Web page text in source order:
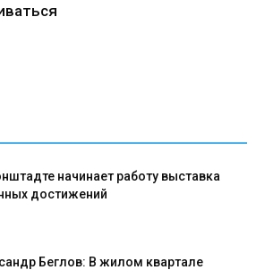
начинает работу выставка
достижений
Беглов: В жилом квартале